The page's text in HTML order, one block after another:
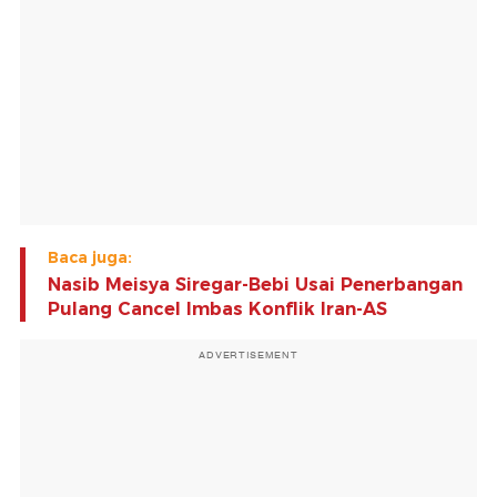
Baca juga:
Nasib Meisya Siregar-Bebi Usai Penerbangan
Pulang Cancel Imbas Konflik Iran-AS
ADVERTISEMENT